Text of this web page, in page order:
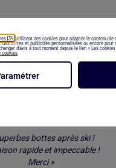
(34) utilisent des cookies pour adapter le contenu
des offres et publicités personnalisées ou encore
d’avis à tout moment depuis le lien « Les
cookies
Les clients
bottes après ski !
rapide et impeccable !
Merci »